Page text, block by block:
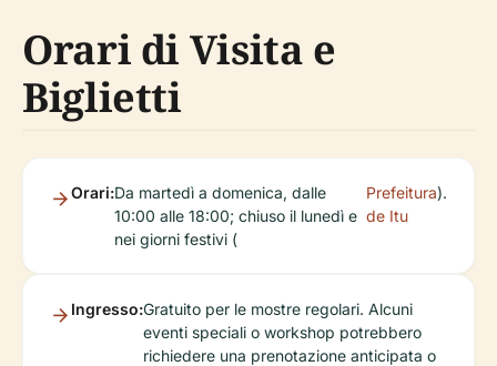
Orari di Visita e
Biglietti
Orari:Da martedì a domenica, dalle
10:00 alle 18:00; chiuso il lunedì e
nei giorni festivi (
Prefeitura
de Itu
).
Ingresso:Gratuito per le mostre regolari. Alcuni
eventi speciali o workshop potrebbero
richiedere una prenotazione anticipata o